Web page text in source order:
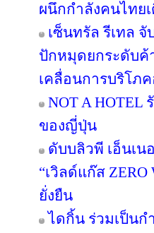
ผนึกกำลังคนไทย
เซ็นทรัล รีเทล จั
ปักหมุดยกระดับค้
เคลื่อนการบริโภ
NOT A HOTEL
ของญี่ปุ่น
ดับบลิวพี เอ็นเน
“เวิลด์แก๊ส
ยั่งยืน
ไดกิ้น ร่วมเป็นก